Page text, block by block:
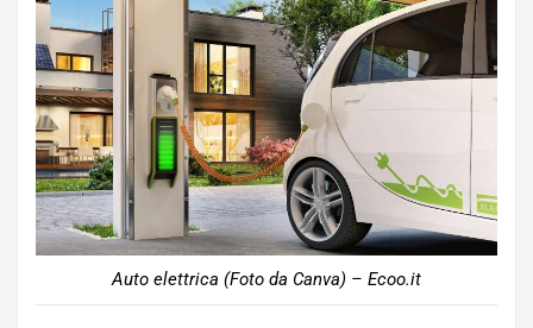
Auto elettrica (Foto da Canva) – Ecoo.it